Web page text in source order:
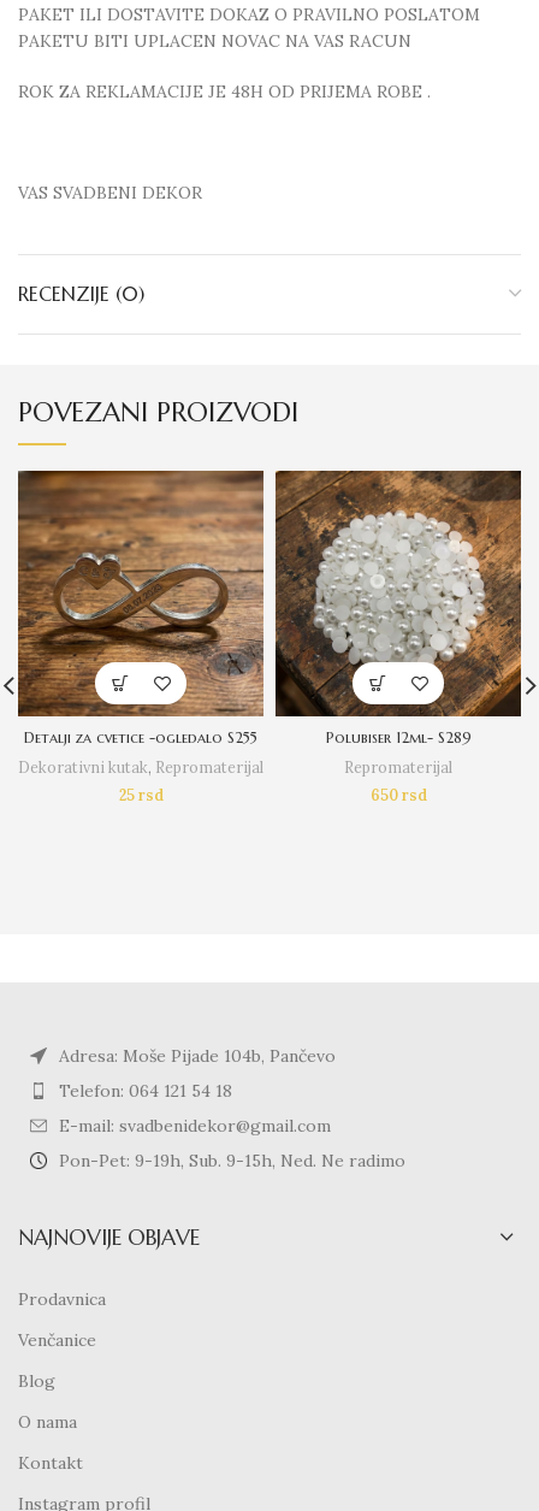
PAKET ILI DOSTAVITE DOKAZ O PRAVILNO POSLATOM
PAKETU BITI UPLACEN NOVAC NA VAS RACUN
ROK ZA REKLAMACIJE JE 48H OD PRIJEMA ROBE .
VAS SVADBENI DEKOR
RECENZIJE (0)
POVEZANI PROIZVODI
Detalji za cvetice -ogledalo S255
Dekorativni kutak, Repromaterijal
25rsd
Polubiser 12ml- S289
Repromaterijal
650rsd
Adresa: Moše Pijade 104b, Pančevo
Telefon: 064 121 54 18
E-mail: svadbenidekor@gmail.com
Pon-Pet: 9-19h, Sub. 9-15h, Ned. Ne radimo
NAJNOVIJE OBJAVE
Prodavnica
Venčanice
Blog
O nama
Kontakt
Instagram profil